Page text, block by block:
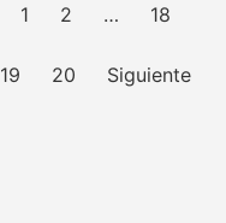
1 2 … 18
19 20 Siguiente